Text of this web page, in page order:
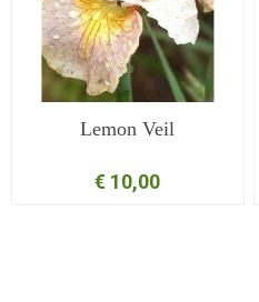
Lemon Veil
€ 10,00